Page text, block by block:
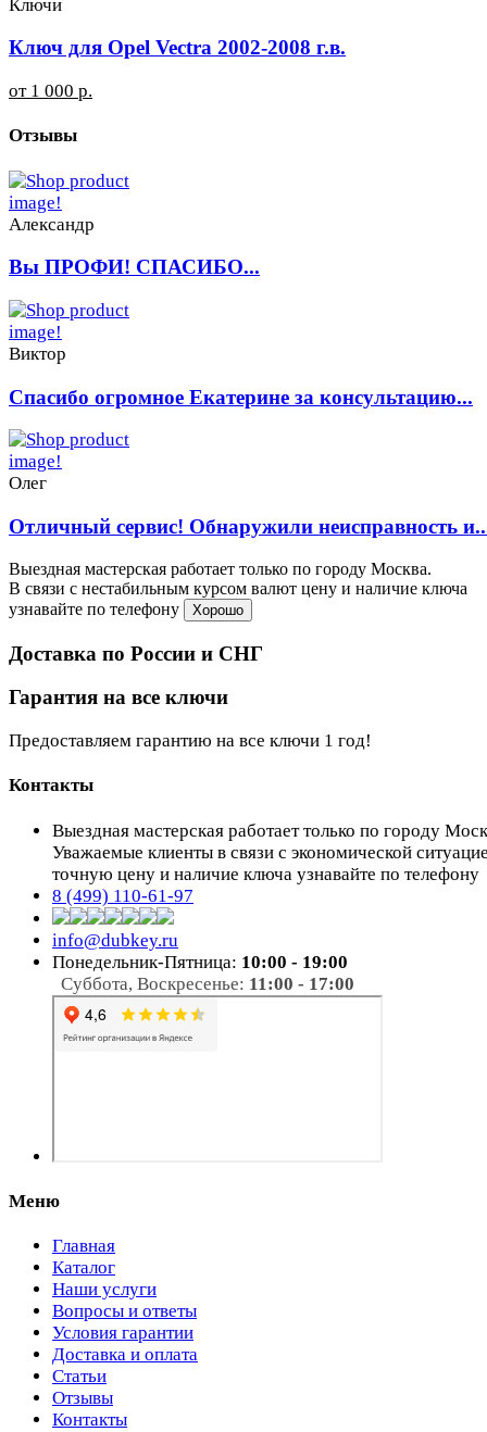
Ключи
Ключ для Opel Vectra 2002-2008 г.в.
от 1 000 р.
Отзывы
Александр
Вы ПРОФИ! СПАСИБО...
Виктор
Спасибо огромное Екатерине за консультацию...
Олег
Отличный сервис! Обнаружили неисправность
Выездная мастерская работает только по городу Москва.
В связи с нестабильным курсом валют цену и наличие ключа
узнавайте по телефону
Хорошо
Доставка по России и СНГ
Гарантия на все ключи
Предоставляем гарантию на все ключи 1 год!
Контакты
Выездная мастерская работает только по городу
Уважаемые клиенты в связи с экономической
точную цену и наличие ключа узнавайте по телефону
8 (499) 110-61-97
info@dubkey.ru
Понедельник-Пятница: 10:00 - 19:00
Суббота, Воскресенье: 11:00 - 17:00
Меню
Главная
Каталог
Наши услуги
Вопросы и ответы
Условия гарантии
Доставка и оплата
Статьи
Отзывы
Контакты